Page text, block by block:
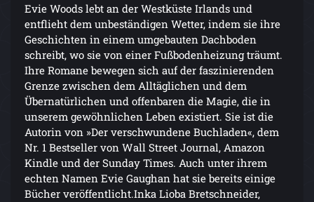
Evie Woods lebt an der Westküste Irlands und
entflieht dem unbeständigen Wetter, indem sie ihre
Geschichten in einem umgebauten Dachboden
schreibt, wo sie von einer Fußbodenheizung träumt.
Ihre Romane bewegen sich auf der faszinierenden
Grenze zwischen dem Alltäglichen und dem
Übernatürlichen und offenbaren die Magie, die in
unserem gewöhnlichen Leben existiert. Sie ist die
Autorin von »Der verschwundene Buchladen«, dem
Nr. 1 Bestseller von Wall Street Journal, Amazon
Kindle und der Sunday Times. Auch unter ihrem
echten Namen Evie Gaughan hat sie bereits einige
Bücher veröffentlicht.Inka Lioba Bretschneider,